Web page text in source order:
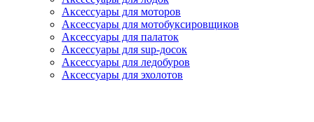
Аксессуары для моторов
Аксессуары для мотобуксировщиков
Аксессуары для палаток
Аксессуары для sup-досок
Аксессуары для ледобуров
Аксессуары для эхолотов